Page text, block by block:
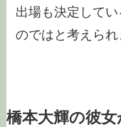
出場も決定して
のではと考えられ
橋本大輝の彼